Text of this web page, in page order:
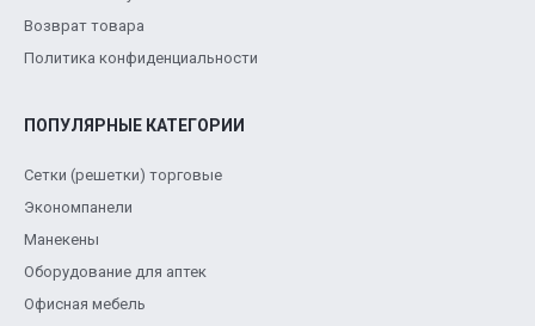
Возврат товара
Политика конфиденциальности
ПОПУЛЯРНЫЕ КАТЕГОРИИ
Сетки (решетки) торговые
Экономпанели
Манекены
Оборудование для аптек
Офисная мебель